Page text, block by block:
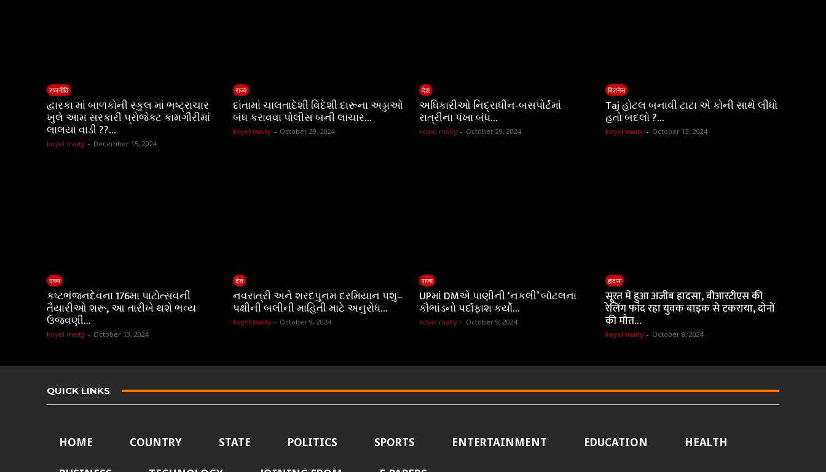
राजनीति
દ્વારકા માં બાળકોની સ્કુલ માં ભષ્ટ્રાચાર
ખુલે આમ સરકારી પ્રોજેક્ટ કામગીરીમાં
લાલયા વાડી ??…
koyel maity - December 15, 2024
राज्य
દાંતામાં ચાલતાદેશી વિદેશી દારૂના અડ્ડાઓ
બંધ કરાવવા પોલીસ બની લાચાર…
koyel maity - October 29, 2024
देश
અધિકારીઓ નિદ્રાધીન-બસપોર્ટમાં
રાત્રીના પંખા બંધ…
koyel maity - October 29, 2024
बिज़नेस
Taj હોટલ બનાવી ટાટા એ કોની સાથે લીધો
હતો બદલો ?…
koyel maity - October 13, 2024
राज्य
કષ્ટભંજનદેવના 176મા પાટોત્સવની
તૈયારીઓ શરૂ, આ તારીખે થશે ભવ્ય
ઉજવણી…
koyel maity - October 13, 2024
देश
નવરાત્રી અને શરદપુનમ દરમિયાન પશુ–
પક્ષીની બલીની માહિતી માટે અનુરોધ…
koyel maity - October 9, 2024
राज्य
UPમાં DMએ પાણીની ‘નકલી’ બૉટલના
કૌભાંડનો પર્દાફાશ કર્યો…
koyel maity - October 9, 2024
हादसा
सूरत में हुआ अजीब हादसा, बीआरटीएस की
रेलिंग फांद रहा युवक बाइक से टकराया, दोनों
की मौत…
koyel maity - October 8, 2024
QUICK LINKS
HOME COUNTRY STATE POLITICS SPORTS ENTERTAINMENT EDUCATION HEALTH